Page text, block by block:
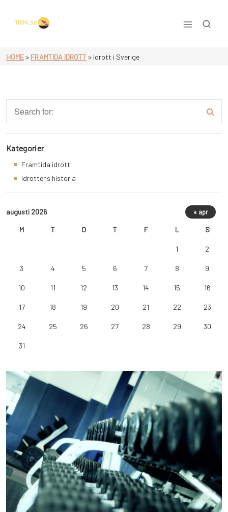
content
HOME> FRAMTIDA IDROTT> Idrott i Sverige
Kategorier
Framtida idrott
Idrottens historia
augusti 2026
M T O T F L S
1 2
3 4 5 6 7 8 9
10 11 12 13 14 15 16
17 18 19 20 21 22 23
24 25 26 27 28 29 30
31
« apr